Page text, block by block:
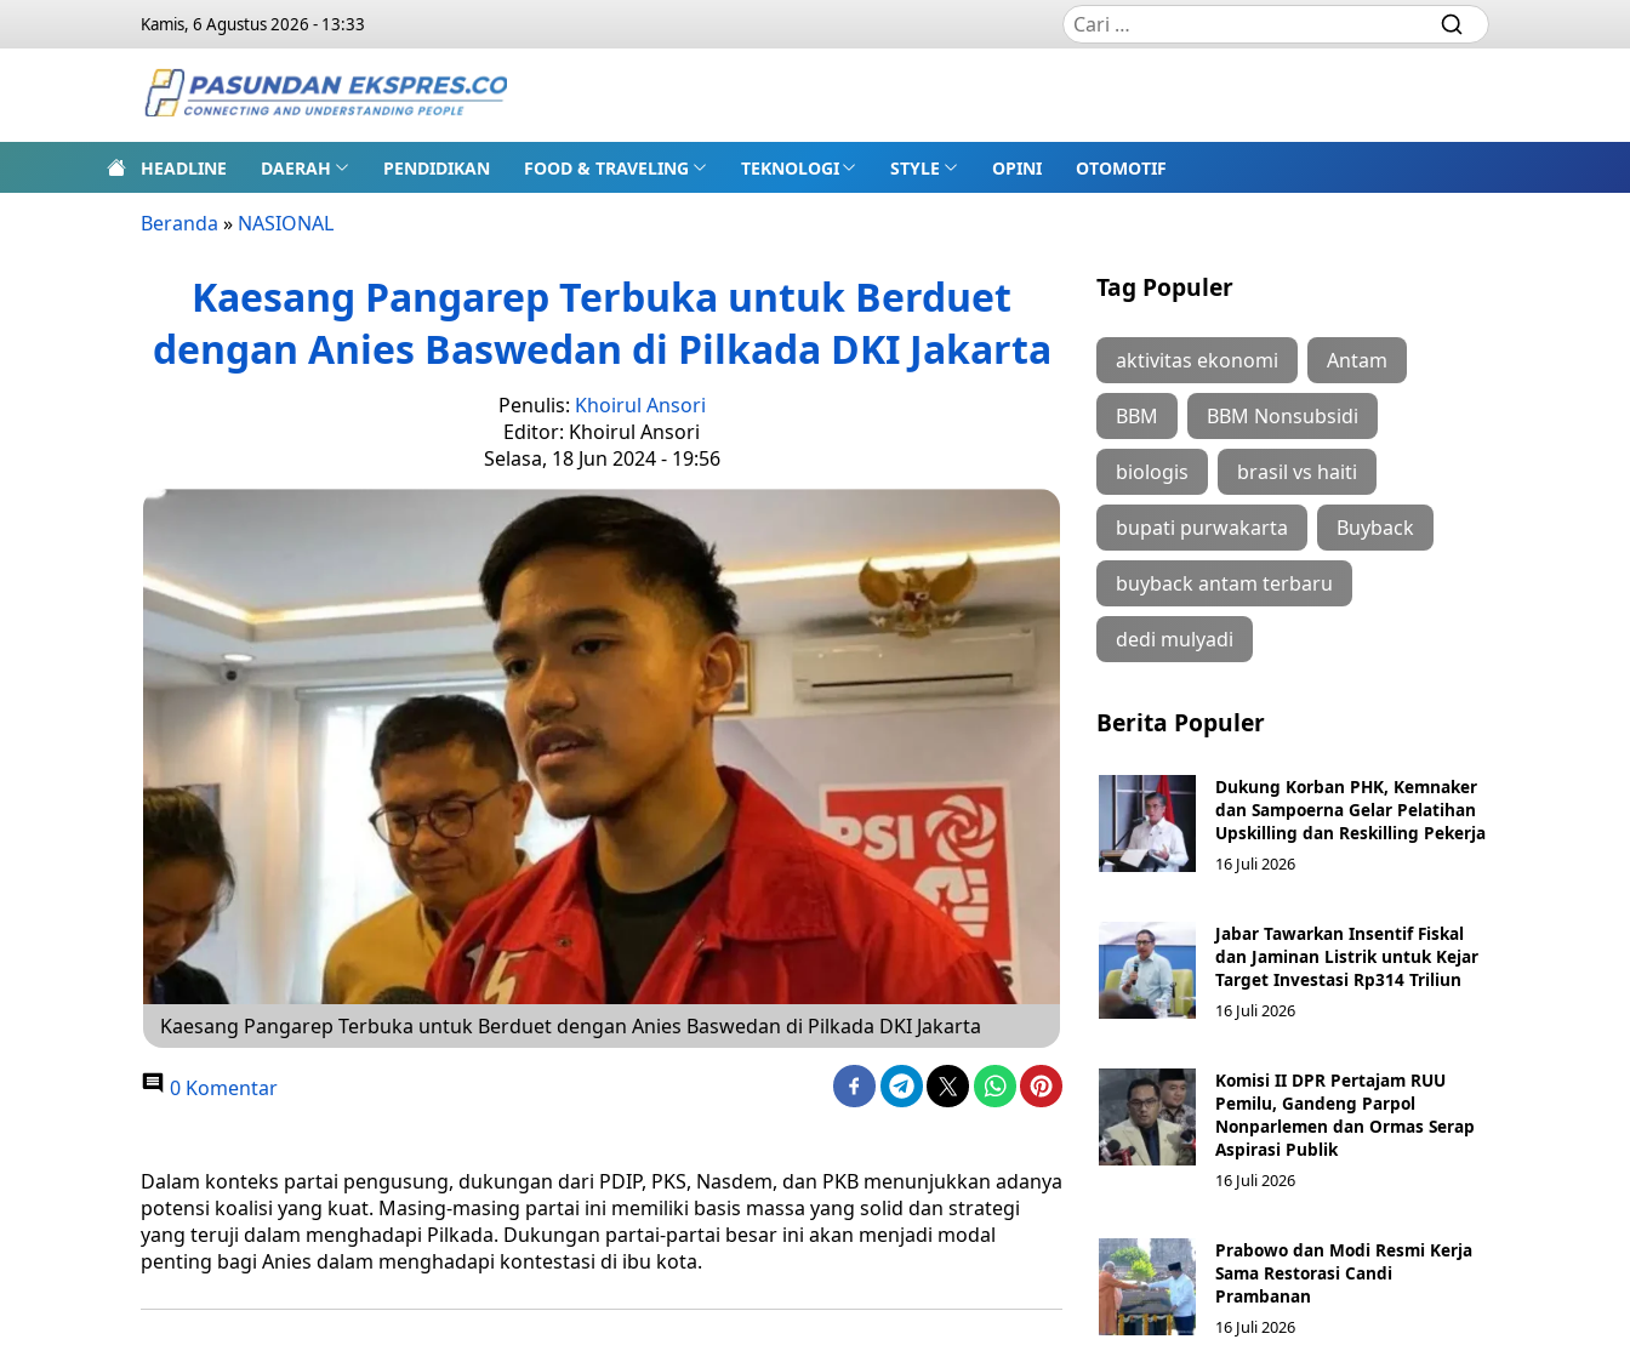
Kamis, 6 Agustus 2026 - 13:33
HEADLINE DAERAH PENDIDIKAN FOOD & TRAVELING TEKNOLOGI STYLE OPINI OTOMOTIF
Beranda » NASIONAL
Kaesang Pangarep Terbuka untuk Berduet
dengan Anies Baswedan di Pilkada DKI Jakarta
Penulis: Khoirul Ansori
Editor: Khoirul Ansori
Selasa, 18 Jun 2024 - 19:56
Kaesang Pangarep Terbuka untuk Berduet dengan Anies Baswedan di Pilkada DKI Jakarta
0 Komentar
Dalam konteks partai pengusung, dukungan dari PDIP, PKS, Nasdem, dan PKB menunjukkan adanya
potensi koalisi yang kuat. Masing-masing partai ini memiliki basis massa yang solid dan strategi
yang teruji dalam menghadapi Pilkada. Dukungan partai-partai besar ini akan menjadi modal
penting bagi Anies dalam menghadapi kontestasi di ibu kota.
Tag Populer
aktivitas ekonomi Antam
BBM BBM Nonsubsidi
biologis brasil vs haiti
bupati purwakarta Buyback
buyback antam terbaru
dedi mulyadi
Berita Populer
Dukung Korban PHK, Kemnaker
dan Sampoerna Gelar Pelatihan
Upskilling dan Reskilling Pekerja
16 Juli 2026
Jabar Tawarkan Insentif Fiskal
dan Jaminan Listrik untuk Kejar
Target Investasi Rp314 Triliun
16 Juli 2026
Komisi II DPR Pertajam RUU
Pemilu, Gandeng Parpol
Nonparlemen dan Ormas Serap
Aspirasi Publik
16 Juli 2026
Prabowo dan Modi Resmi Kerja
Sama Restorasi Candi
Prambanan
16 Juli 2026